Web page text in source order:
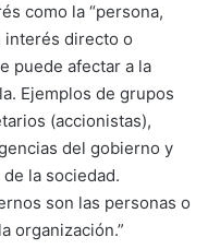
como la “persona,
interés directo o
puede afectar a la
Ejemplos de grupos
(accionistas),
del gobierno y
la sociedad.
son las personas o
organización.”